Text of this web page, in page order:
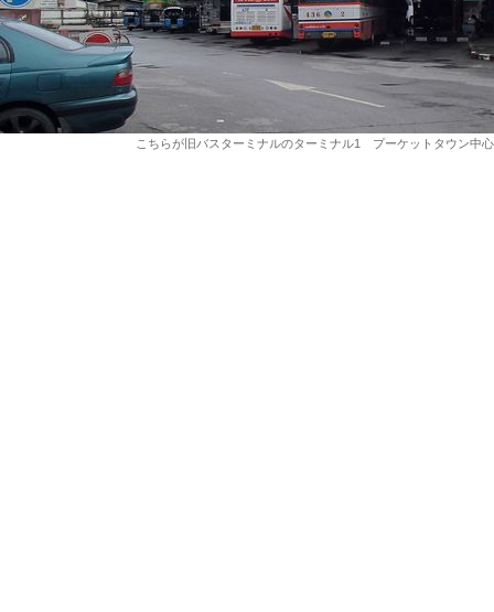
こちらが旧バスターミナルのターミナル1 プーケットタウン中